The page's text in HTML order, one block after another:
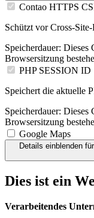
Contao HTTPS
Schützt vor Cross-
Speicherdauer: Dieses
Browsersitzung
PHP SESSION ID
Speichert die aktuelle
Speicherdauer: Dieses
Browsersitzung
Google Maps
Details einblenden
Dies ist ein
Verarbeitendes